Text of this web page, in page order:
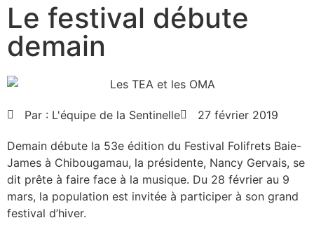
Le festival débute
demain
Par : L'équipe de la Sentinelle 27 février 2019
Demain débute la 53e édition du Festival Folifrets Baie-
James à Chibougamau, la présidente, Nancy Gervais, se
dit prête à faire face à la musique. Du 28 février au 9
mars, la population est invitée à participer à son grand
festival d’hiver.